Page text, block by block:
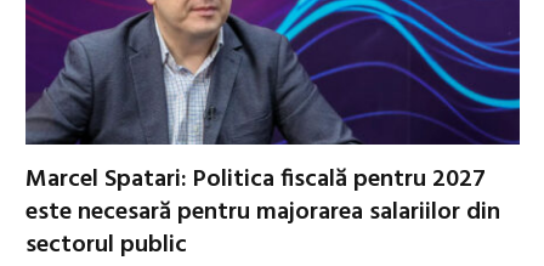
Marcel Spatari: Politica fiscală pentru 2027
este necesară pentru majorarea salariilor din
sectorul public